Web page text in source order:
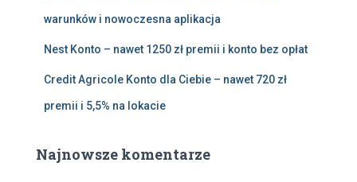
warunków i nowoczesna aplikacja
Nest Konto – nawet 1250 zł premii i konto bez opłat
Credit Agricole Konto dla Ciebie – nawet 720 zł
premii i 5,5% na lokacie
Najnowsze komentarze